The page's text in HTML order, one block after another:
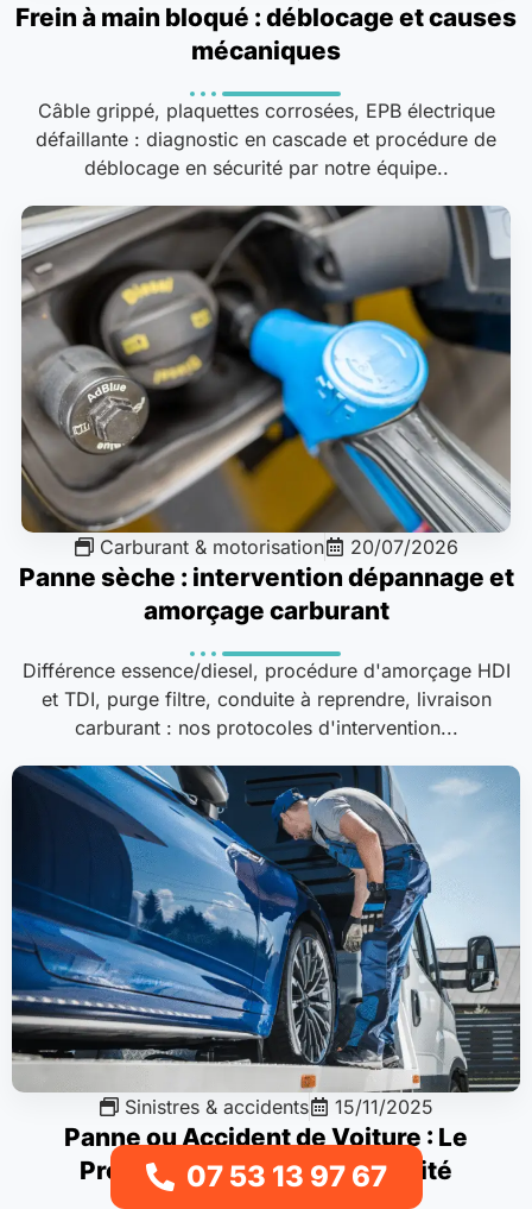
Frein à main bloqué : déblocage et causes
mécaniques
Câble grippé, plaquettes corrosées, EPB électrique
défaillante : diagnostic en cascade et procédure de
déblocage en sécurité par notre équipe..
Carburant & motorisation 20/07/2026
Panne sèche : intervention dépannage et
amorçage carburant
Différence essence/diesel, procédure d'amorçage HDI
et TDI, purge filtre, conduite à reprendre, livraison
carburant : nos protocoles d'intervention...
Sinistres & accidents 15/11/2025
Panne ou Accident de Voiture : Le
Protocole Complet de Sécurité
07 53 13 97 67